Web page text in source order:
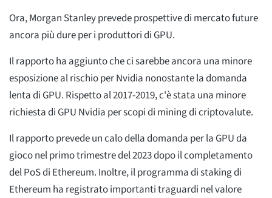
Ora, Morgan Stanley prevede prospettive di mercato future
ancora più dure per i produttori di GPU.
Il rapporto ha aggiunto che ci sarebbe ancora una minore
esposizione al rischio per Nvidia nonostante la domanda
lenta di GPU. Rispetto al 2017-2019, c'è stata una minore
richiesta di GPU Nvidia per scopi di mining di criptovalute.
Il rapporto prevede un calo della domanda per la GPU da
gioco nel primo trimestre del 2023 dopo il completamento
del PoS di Ethereum. Inoltre, il programma di staking di
Ethereum ha registrato importanti traguardi nel valore